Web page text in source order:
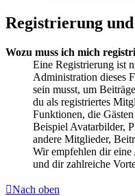
Registrierung
Wozu muss ich mich
Eine Registrierung ist
Administration dieses
sein musst, um
du als registriertes
Funktionen, die
Beispiel Avatarbilder,
andere Mitglieder,
Wir empfehlen dir eine
und dir zahlreiche
Nach oben